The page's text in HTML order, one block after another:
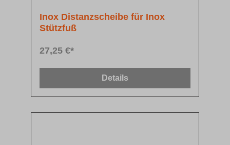
Inox Distanzscheibe für Inox
Stützfuß
27,25 €*
Details